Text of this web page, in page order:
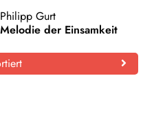
Philipp Gurt
Melodie der Einsamkeit